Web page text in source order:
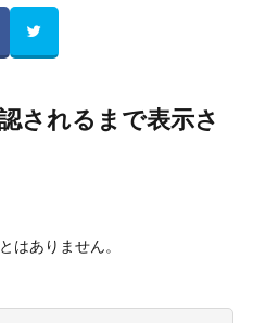
されるまで表示さ
はありません。